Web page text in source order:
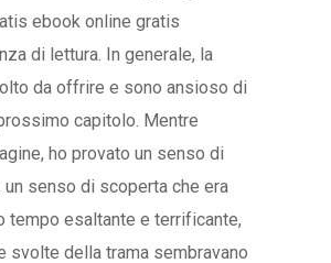
ebook online gratis
di lettura. In generale, la
da offrire e sono ansioso di
capitolo. Mentre
ho provato un senso di
un senso di scoperta che era
tempo esaltante e terrificante,
svolte della trama sembravano